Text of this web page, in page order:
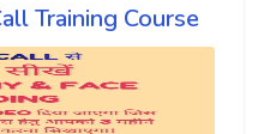
Training Course